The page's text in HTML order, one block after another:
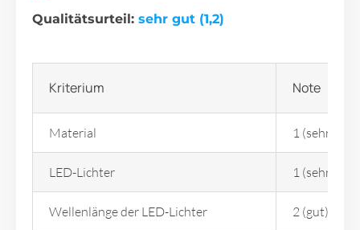
Qualitätsurteil: sehr gut (1,2)
Kriterium Note
Material 1 (sehr gut)
LED-Lichter 1 (sehr gut)
Wellenlänge der LED-Lichter 2 (gut)